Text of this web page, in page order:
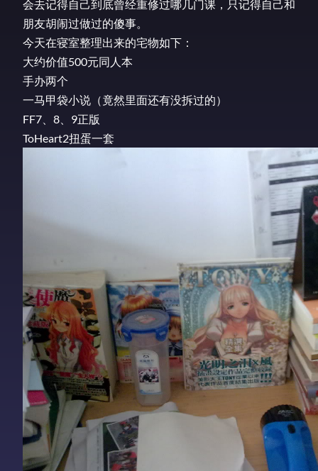
会去记得自己到底曾经重修过哪几门课，只记得自己和
朋友胡闹过做过的傻事。
今天在寝室整理出来的宅物如下：
大约价值500元同人本
手办两个
一马甲袋小说（竟然里面还有没拆过的）
FF7、8、9正版
ToHeart2扭蛋一套